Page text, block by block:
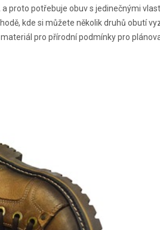
proto potřebuje obuv s jedinečnými
kde si můžete několik druhů obutí
pro přírodní podmínky pro